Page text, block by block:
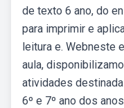
de texto 6 ano, do
para imprimir e
leitura e. Webneste
aula,
atividades
6º e 7º ano dos